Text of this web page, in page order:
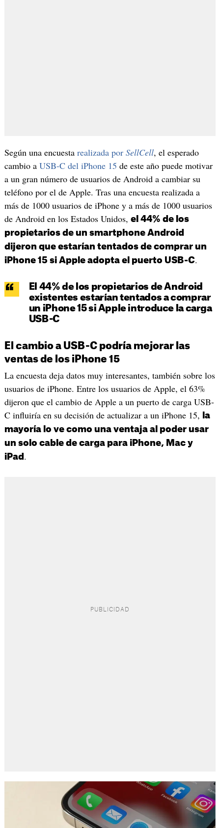
Según una encuesta realizada por SellCell, el esperado
cambio a USB-C del iPhone 15 de este año puede motivar
a un gran número de usuarios de Android a cambiar su
teléfono por el de Apple. Tras una encuesta realizada a
más de 1000 usuarios de iPhone y a más de 1000 usuarios
de Android en los Estados Unidos, el 44% de los
propietarios de un smartphone Android
dijeron que estarían tentados de comprar un
iPhone 15 si Apple adopta el puerto USB-C.
El 44% de los propietarios de Android
existentes estarían tentados a comprar
un iPhone 15 si Apple introduce la carga
USB-C
El cambio a USB-C podría mejorar las
ventas de los iPhone 15
La encuesta deja datos muy interesantes, también sobre los
usuarios de iPhone. Entre los usuarios de Apple, el 63%
dijeron que el cambio de Apple a un puerto de carga USB-
C influiría en su decisión de actualizar a un iPhone 15,
la
mayoría lo ve como una ventaja al poder usar
un solo cable de carga para iPhone, Mac y
iPad .